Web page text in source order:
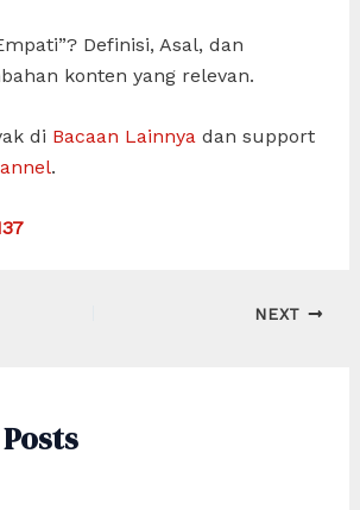
Definisi, Asal, dan
konten yang relevan.
di Bacaan Lainnyadan support
.
NEXT